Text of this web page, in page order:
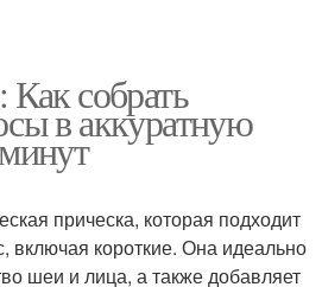
собрать
в аккуратную
прическа, которая подходит
включая короткие. Она идеально
шеи и лица, а также добавляет